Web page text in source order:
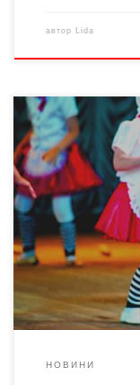
автор Lida
Її представили на
чернівецької школи
Захоплива подорож
продемонструвала,
у виступах брали
здібностей. А
глядачі
НОВИНИ